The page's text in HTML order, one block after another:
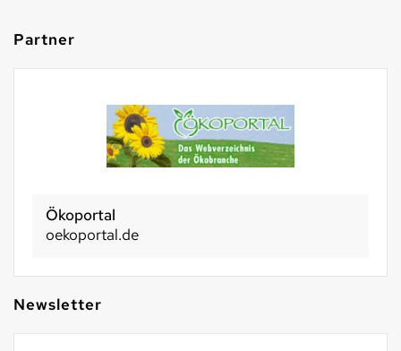
Partner
Ökoportal
oekoportal.de
Newsletter